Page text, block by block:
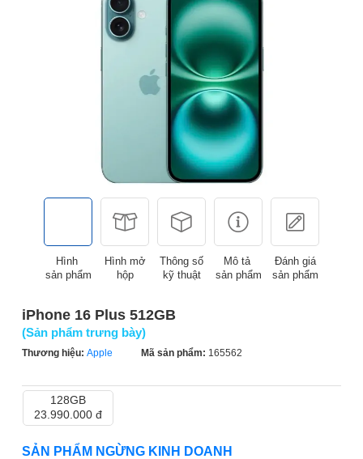
Hình
sản phẩm
Hình mở
hộp
Thông số
kỹ thuật
Mô tả
sản phẩm
Đánh giá
sản phẩm
iPhone 16 Plus 512GB
(Sản phẩm trưng bày)
Thương hiệu: Apple Mã sản phẩm: 165562
128GB
23.990.000 đ
SẢN PHẨM NGỪNG KINH DOANH